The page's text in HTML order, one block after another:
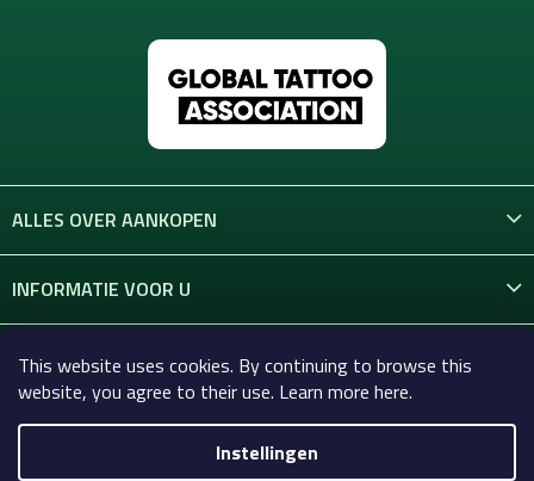
This website uses cookies. By continuing to browse this
website, you agree to their use. Learn more here.
Instellingen
ALLES OVER AANKOPEN
INFORMATIE VOOR U
CONTACT